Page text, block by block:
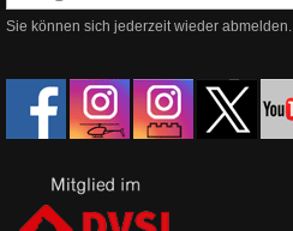
Sie können sich jederzeit wieder abmelden.